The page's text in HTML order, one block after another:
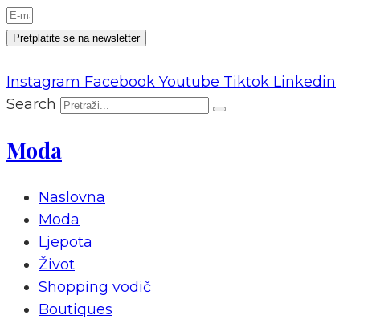
Pretplatite se na newsletter
Instagram Facebook Youtube Tiktok Linkedin
Search
Moda
Naslovna
Moda
Ljepota
Život
Shopping vodič
Boutiques